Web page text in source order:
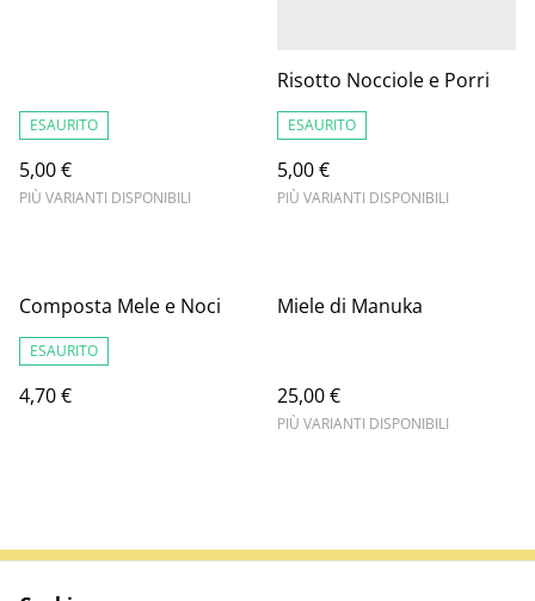
ESAURITO
5,00 €
PIÙ VARIANTI DISPONIBILI
Risotto Nocciole e Porri
ESAURITO
5,00 €
PIÙ VARIANTI DISPONIBILI
Composta Mele e Noci
ESAURITO
4,70 €
Miele di Manuka
25,00 €
PIÙ VARIANTI DISPONIBILI